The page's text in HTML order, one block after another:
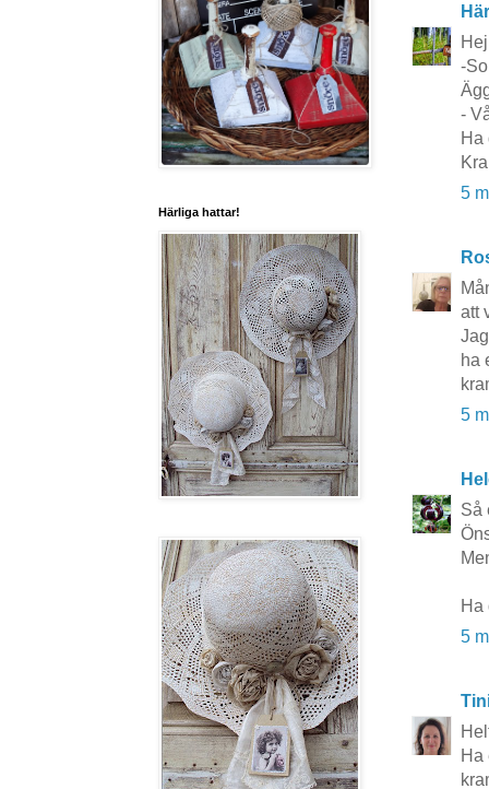
-
-
Ha
5
att
ha
5
Så
Ha
5
Ha
Härliga hattar!